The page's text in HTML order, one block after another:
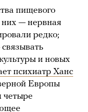
пищевого
них — нервная
редко;
и новых
психиатр Ханс
Европы
четыре